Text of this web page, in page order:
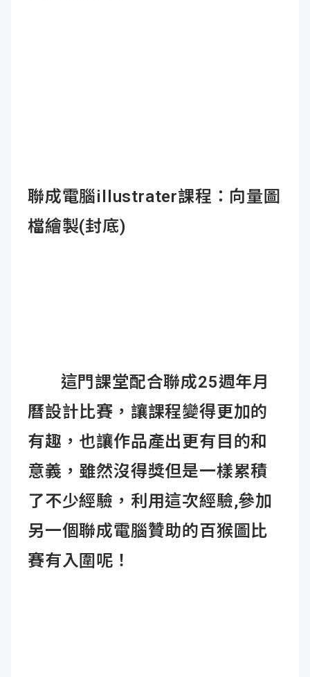
聯成電腦illustrater課程：向量圖
檔繪製(封底)
這門課堂配合聯成25週年月
曆設計比賽，讓課程變得更加的
有趣，也讓作品產出更有目的和
意義，雖然沒得獎但是一樣累積
了不少經驗，利用這次經驗,參加
另一個聯成電腦贊助的百猴圖比
賽有入圍呢！